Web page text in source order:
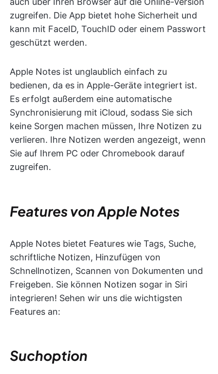
zugreifen. Die App bietet hohe Sicherheit und
kann mit FaceID, TouchID oder einem Passwort
geschützt werden.
Apple Notes ist unglaublich einfach zu
bedienen, da es in Apple-Geräte integriert ist.
Es erfolgt außerdem eine automatische
Synchronisierung mit iCloud, sodass Sie sich
keine Sorgen machen müssen, Ihre Notizen zu
verlieren. Ihre Notizen werden angezeigt, wenn
Sie auf Ihrem PC oder Chromebook darauf
zugreifen.
Features von Apple Notes
Apple Notes bietet Features wie Tags, Suche,
schriftliche Notizen, Hinzufügen von
Schnellnotizen, Scannen von Dokumenten und
Freigeben. Sie können Notizen sogar in Siri
integrieren! Sehen wir uns die wichtigsten
Features an:
Suchoption